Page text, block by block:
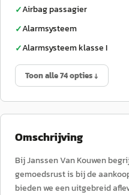
✓Airbag passagier
✓Alarmsysteem
✓Alarmsysteem klasse I
Toon alle 74 opties ↓
Omschrijving
Bij Janssen Van Kouwen
gemoedsrust is bij de
bieden we een uitgebreid